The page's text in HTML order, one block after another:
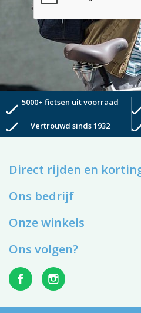
check5000+ fietsen uit voorraad
check Vertrouwd sinds 1932
Direct rijden en
Ons bedrijf
Onze winkels
Ons volgen?